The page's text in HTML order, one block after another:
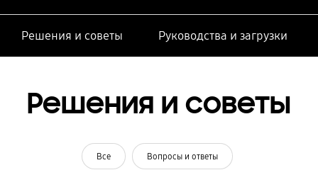
Решения и советы Руководства и загрузки
Решения и советы
Все Вопросы и ответы